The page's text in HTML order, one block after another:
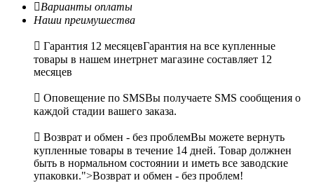
Варианты оплаты
Наши преимушества
 Гарантия 12 месяцевГарантия на все купленные
товары в нашем инетрнет магазине составляет 12
месяцев
 Оповещение по SMSВы получаете SMS сообщения о
каждой стадии вашего заказа.
 Возврат и обмен - без проблемВы можете вернуть
купленные товары в течение 14 дней. Товар должнен
быть в нормальном состоянии и иметь все заводские
упаковки.">Возврат и обмен - без проблем!